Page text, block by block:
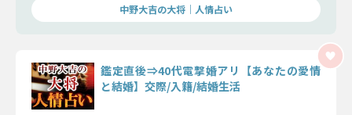
中野大吉の大将｜人情占い
鑑定直後⇒40代電撃婚アリ【あなたの愛情
と結婚】交際/入籍/結婚生活